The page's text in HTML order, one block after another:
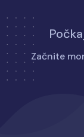
Začnite
Domov
Najlepšie
sledovanie
Najlepšie